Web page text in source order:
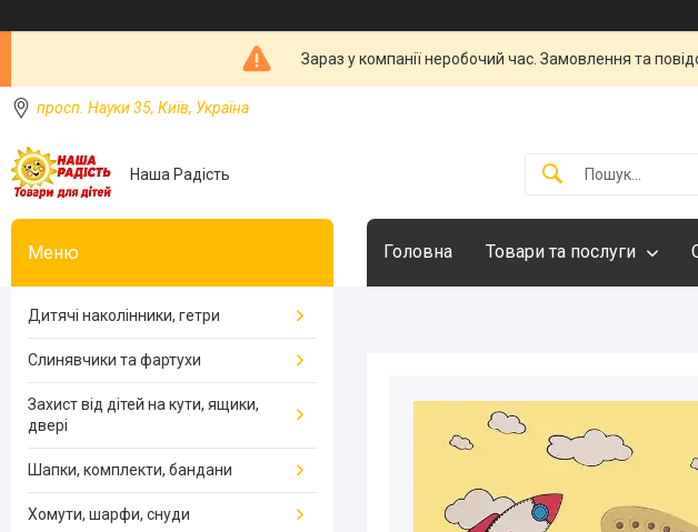
Зараз у компанії неробочий час. Замовлення та
просп. Науки 35, Київ, Україна
Наша Радість
Головна Товари та послуги
Дитячі наколінники, гетри
Слинявчики та фартухи
Захист від дітей на кути, ящики,
двері
Шапки, комплекти, бандани
Хомути, шарфи, снуди